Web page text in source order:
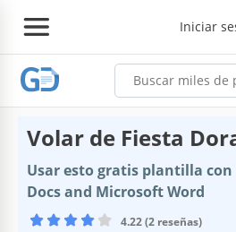
Iniciar
Volar de Fiesta
Usar esto gratis plantilla con
Docs and Microsoft Word
4.22 (2 reseñas)